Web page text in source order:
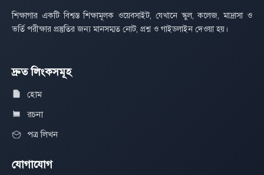
শিক্ষাগার একটি বিশ্বস্ত শিক্ষামূলক ওয়েবসাইট, যেখানে স্কুল, কলেজ, মাদ্রাসা ও
ভর্তি পরীক্ষার প্রস্তুতির জন্য মানসম্মত নোট, প্রশ্ন ও গাইডলাইন দেওয়া হয়।
দ্রুত লিংকসমূহ
হোম
রচনা
পত্র লিখন
যোগাযোগ